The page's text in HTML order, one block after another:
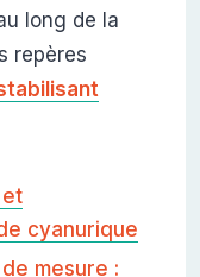
long de la
repères
cyanurique
mesure :